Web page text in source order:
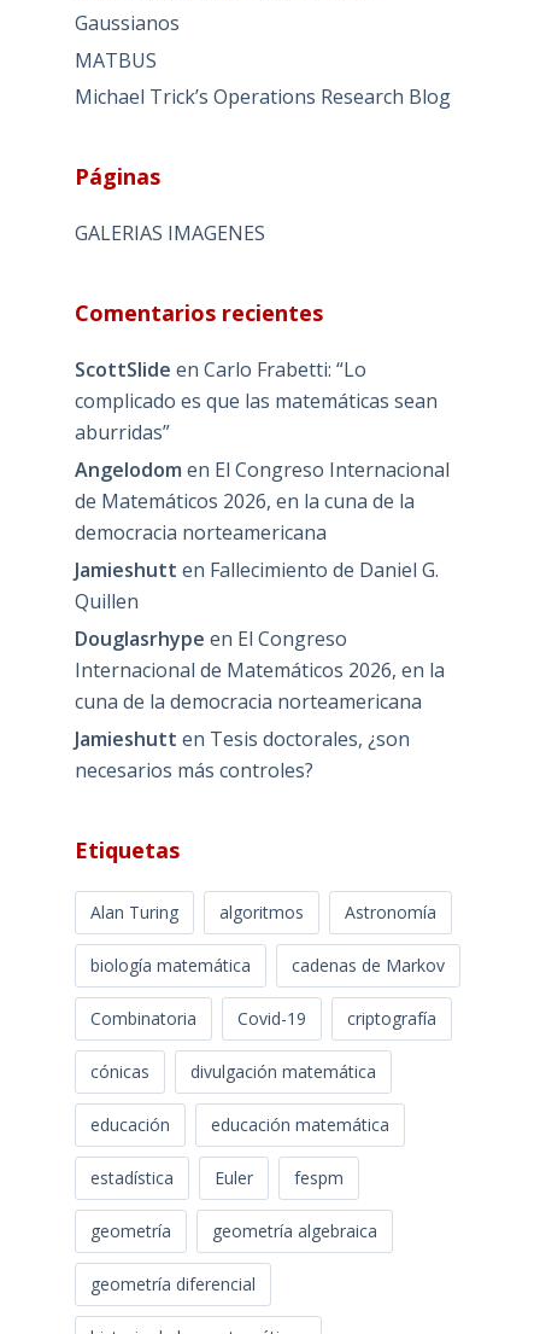
Gaussianos
MATBUS
Michael Trick’s Operations Research Blog
Páginas
GALERIAS IMAGENES
Comentarios recientes
ScottSlide en Carlo Frabetti: “Lo
complicado es que las matemáticas sean
aburridas”
Angelodom en El Congreso Internacional
de Matemáticos 2026, en la cuna de la
democracia norteamericana
Jamieshutt en Fallecimiento de Daniel G.
Quillen
Douglasrhype en El Congreso
Internacional de Matemáticos 2026, en la
cuna de la democracia norteamericana
Jamieshutt en Tesis doctorales, ¿son
necesarios más controles?
Etiquetas
Alan Turing algoritmos Astronomía
biología matemática cadenas de Markov
Combinatoria Covid-19 criptografía
cónicas divulgación matemática
educación educación matemática
estadística Euler fespm
geometría geometría algebraica
geometría diferencial